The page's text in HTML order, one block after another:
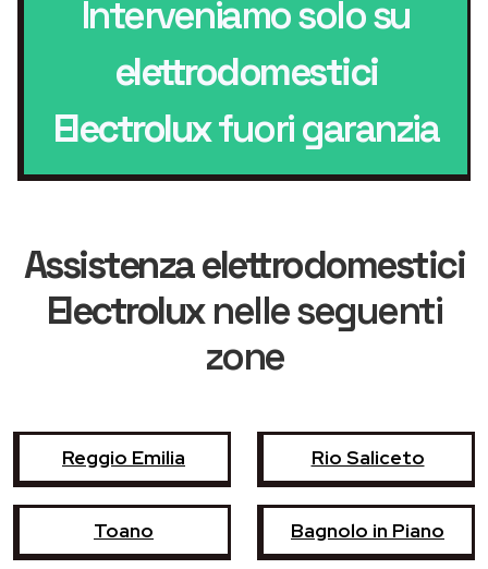
Interveniamo solo su
elettrodomestici
Electroluxfuori garanzia
Assistenza elettrodomestici
Electroluxnelle seguenti
zone
Reggio Emilia Rio Saliceto
Toano Bagnolo in Piano